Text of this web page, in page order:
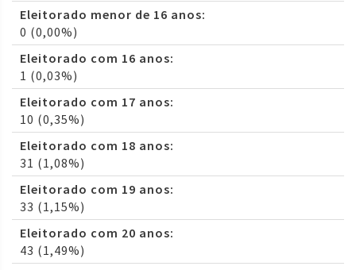
Eleitorado menor de 16 anos:
0 (0,00%)
Eleitorado com 16 anos:
1 (0,03%)
Eleitorado com 17 anos:
10 (0,35%)
Eleitorado com 18 anos:
31 (1,08%)
Eleitorado com 19 anos:
33 (1,15%)
Eleitorado com 20 anos:
43 (1,49%)